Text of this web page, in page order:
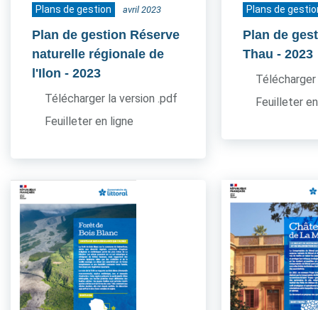
Plans de gestion avril 2023
Plan de gestion Réserve
naturelle régionale de
l'Ilon - 2023
Télécharger la version .pdf
Feuilleter en ligne
Plans de
Plan de
Thau - 2023
Feuilleter